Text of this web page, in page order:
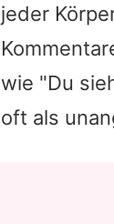
jeder
wie "Du
oft als